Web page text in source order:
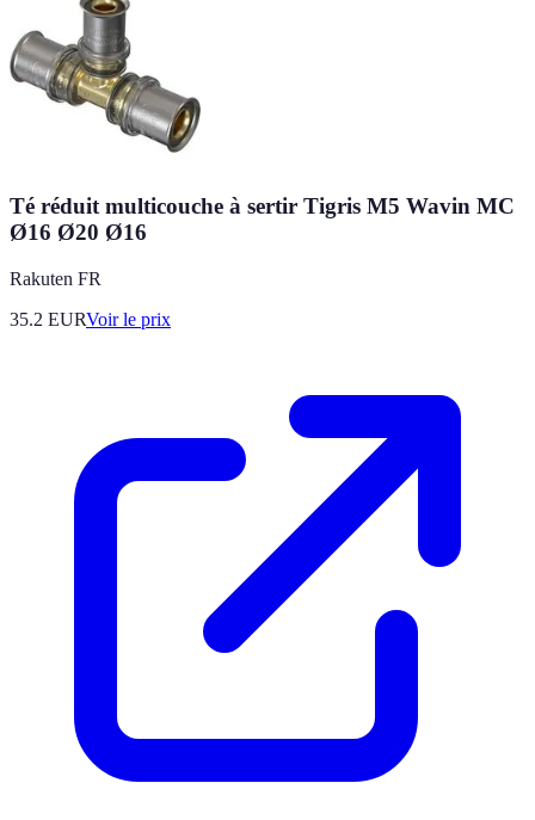
Té réduit multicouche à sertir Tigris M5 Wavin MC
Ø16 Ø20 Ø16
Rakuten FR
35.2 EURVoir le prix